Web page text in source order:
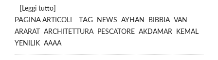
[ Leggi tutto]
PAGINA ARTICOLI TAG NEWS AYHAN BIBBIA
VAN
ARARAT
ARCHITETTURA PESCATORE AKDAMAR
KEMAL
YENILIK AAAA